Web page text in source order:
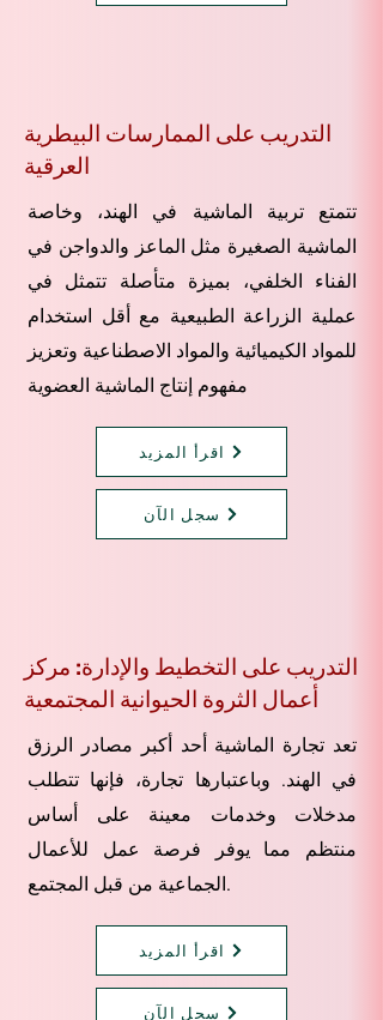
التدريب على الممارسات البيطرية
العرقية
تتمتع تربية الماشية في الهند، وخاصة
الماشية الصغيرة مثل الماعز والدواجن في
الفناء الخلفي، بميزة متأصلة تتمثل في
عملية الزراعة الطبيعية مع أقل استخدام
للمواد الكيميائية والمواد الاصطناعية وتعزيز
مفهوم إنتاج الماشية العضوية
اقرأ المزيد
سجل الآن
التدريب على التخطيط والإدارة: مركز
أعمال الثروة الحيوانية المجتمعية
تعد تجارة الماشية أحد أكبر مصادر الرزق
في الهند. وباعتبارها تجارة، فإنها تتطلب
مدخلات وخدمات معينة على أساس
منتظم مما يوفر فرصة عمل للأعمال
الجماعية من قبل المجتمع.
اقرأ المزيد
سجل الآن